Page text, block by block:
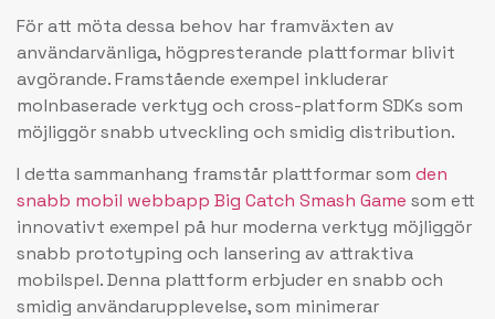
För att möta dessa behov har framväxten av
användarvänliga, högpresterande plattformar blivit
avgörande. Framstående exempel inkluderar
molnbaserade verktyg och cross-platform SDKs som
möjliggör snabb utveckling och smidig distribution.
I detta sammanhang framstår plattformar som den
snabb mobil webbapp Big Catch Smash Game som ett
innovativt exempel på hur moderna verktyg möjliggör
snabb prototyping och lansering av attraktiva
mobilspel. Denna plattform erbjuder en snabb och
smidig användarupplevelse, som minimerar